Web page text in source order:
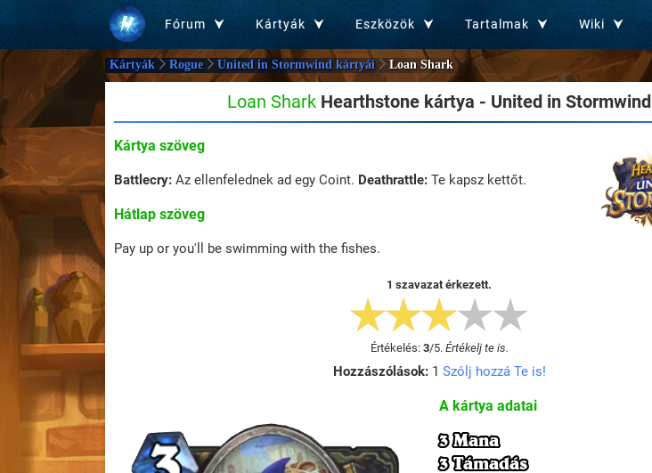
Fórum Kártyák Eszközök Tartalmak Wiki
Kártyák Rogue United in Stormwind kártyái Loan Shark
Loan Shark Hearthstone kártya - United in Stormwind
Kártya szöveg
Battlecry: Az ellenfelednek ad egy Coint. Deathrattle: Te kapsz kettőt.
Hátlap szöveg
Pay up or you'll be swimming with the fishes.
1 szavazat érkezett.
Értékelés: 3/5. Értékelj te is.
Hozzászólások:1 Szólj hozzá Te is!
A kártya adatai
3 Mana
3 Támadás